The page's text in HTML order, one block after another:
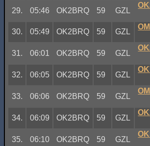
29. 05:46 OK2BRQ 59 GZL
30. 05:49 OK2BRQ 59 GZL
31. 06:01 OK2BRQ 59 GZL
32. 06:05 OK2BRQ 59 GZL
33. 06:06 OK2BRQ 59 GZL
34. 06:09 OK2BRQ 59 GZL
35. 06:10 OK2BRQ 59 GZL